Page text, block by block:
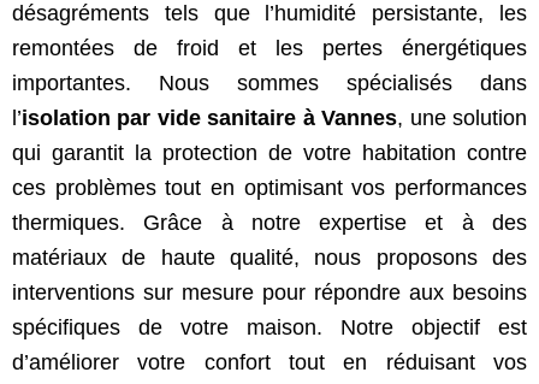
désagréments tels que l’humidité persistante, les
remontées de froid et les pertes énergétiques
importantes. Nous sommes spécialisés dans
l’isolation par vide sanitaire à Vannes, une solution
qui garantit la protection de votre habitation contre
ces problèmes tout en optimisant vos performances
thermiques. Grâce à notre expertise et à des
matériaux de haute qualité, nous proposons des
interventions sur mesure pour répondre aux besoins
spécifiques de votre maison. Notre objectif est
d’améliorer votre confort tout en réduisant vos